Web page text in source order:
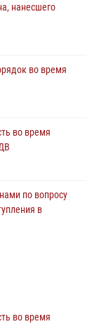
нанесшего
во время
во время
по вопросу
в
Дня
во время